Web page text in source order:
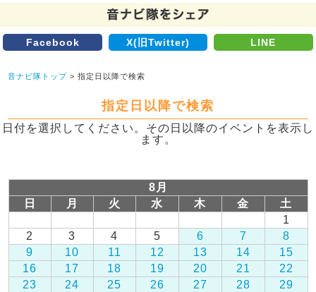
Facebook X(旧Twitter) LINE
音ナビ隊トップ > 指定日以降で検索
指定日以降で検索
日付を選択してください。その日以降のイベントを表示し
ます。
8月
日
月 火 水 木 金
土
1
2
3 4 5 6 7
8
9
10 11 12 13 14
15
16
17 18 19 20 21
22
23
24 25 26 27 28
29